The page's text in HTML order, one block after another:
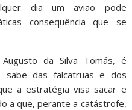
dia um avião pode
consequência que se
da Silva Tomás, é
sabe das falcatruas e dos
a estratégia visa sacar e
a que, perante a catástrofe,